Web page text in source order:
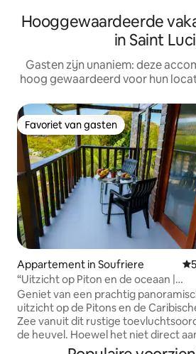
Hooggewaardeerde
in Saint
Gasten zijn unaniem: deze
hoog gewaardeerd voor hun
Favoriet van gasten
Favoriet van gasten
Appartement in Soufriere
“Uitzicht op Piton en de oceaan |
Romantisch verblijf met balkon”
Geniet van een prachtig
uitzicht op de Pitons en de
Zee vanuit dit rustige
de heuvel. Hoewel het niet direct
het water ligt, zijn prachtige